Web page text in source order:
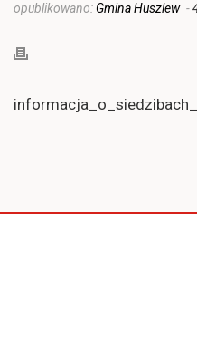
opublikowano: Gmina Huszlew -